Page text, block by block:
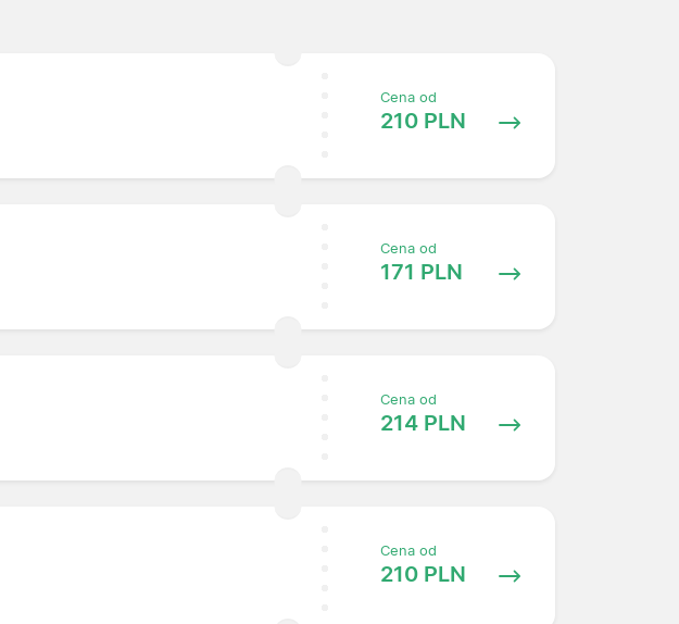
Cena od
210 PLN
Cena od
171 PLN
Cena od
214 PLN
Cena od
210 PLN